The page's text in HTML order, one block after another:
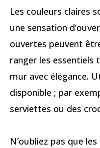
Les couleurs claires
une sensation
ouvertes peuvent
ranger les
mur avec élégance.
disponible ; par
serviettes ou des
N’oubliez pas que